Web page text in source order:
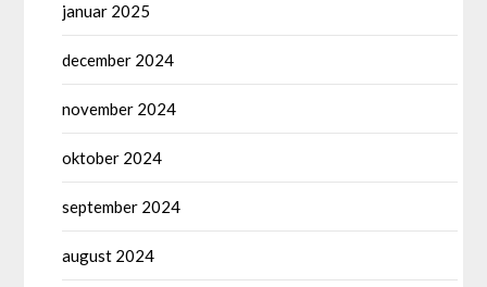
januar 2025
december 2024
november 2024
oktober 2024
september 2024
august 2024